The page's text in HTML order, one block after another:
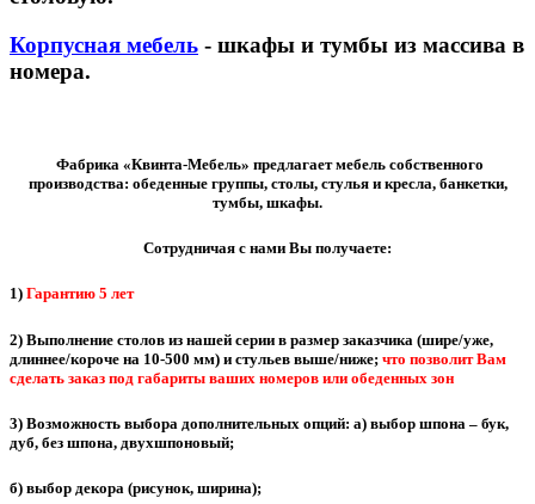
Корпусная мебель - шкафы и тумбы из массива в
номера.
Фабрика «Квинта-Мебель» предлагает мебель собственного
производства: обеденные группы, столы, стулья и кресла, банкетки,
тумбы, шкафы.
Сотрудничая с нами Вы получаете:
1) Гарантию 5 лет
2) Выполнение столов из нашей серии в размер заказчика (шире/уже,
длиннее/короче на 10-500 мм) и стульев выше/ниже; что позволит Вам
сделать заказ под габариты ваших номеров или обеденных зон
3) Возможность выбора дополнительных опций: а) выбор шпона – бук,
дуб, без шпона, двухшпоновый;
б) выбор декора (рисунок, ширина);